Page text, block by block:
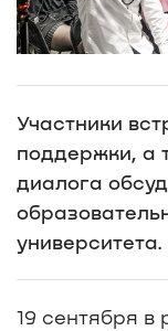
Участники
поддержки, а
диалога
университета.
19 сентября